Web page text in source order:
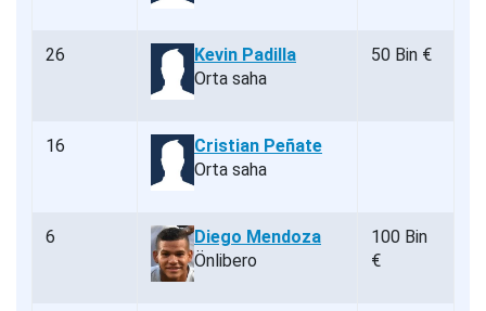
26
Kevin Padilla
Orta saha
50 Bin €
16
Cristian Peñate
Orta saha
6
Diego Mendoza
Önlibero
100 Bin
€